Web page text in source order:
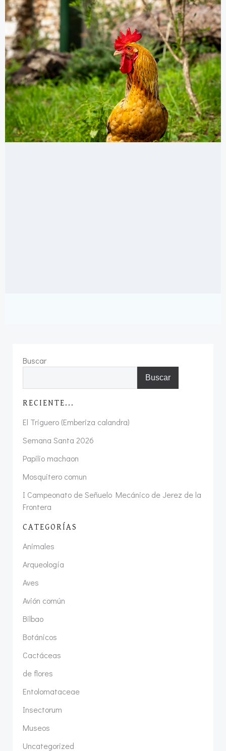
Buscar
Buscar
RECIENTE...
El Triguero (Emberiza calandra)
Semana Santa 2026
Papilio machaon
Mosquitero comun
I Campeonato de Señuelo Mecánico de Jerez de la
Frontera
CATEGORÍAS
Animales
Arqueología
Aves
Avión común
Bilbao
Botánicos
Cactáceas
de flores
Entolomataceae
Insectorum
Museos
Uncategorized